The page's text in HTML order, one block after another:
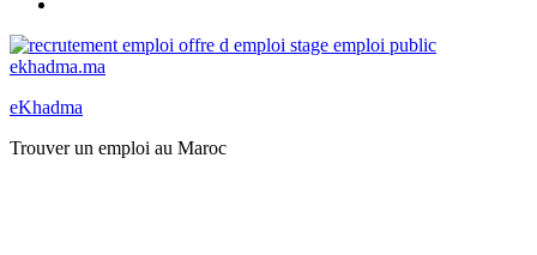
eKhadma
Trouver un emploi au Maroc